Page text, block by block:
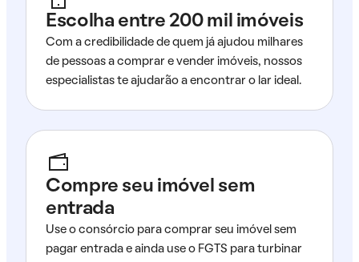
Escolha entre 200 mil imóveis
Com a credibilidade de quem já ajudou milhares
de pessoas a comprar e vender imóveis, nossos
especialistas te ajudarão a encontrar o lar ideal.
Compre seu imóvel sem
entrada
Use o consórcio para comprar seu imóvel sem
pagar entrada e ainda use o FGTS para turbinar